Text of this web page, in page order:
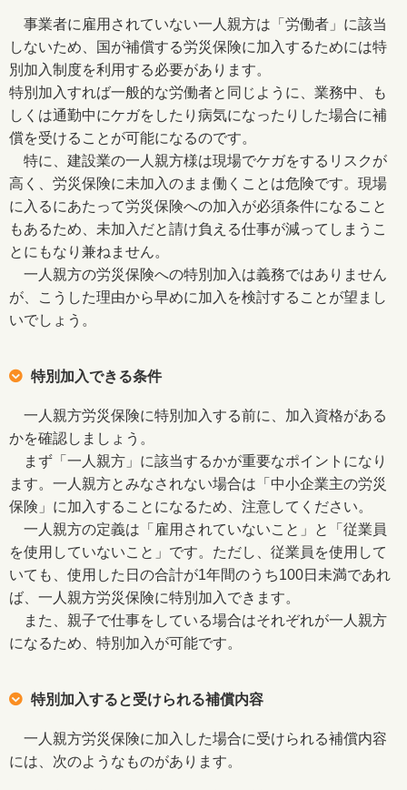
事業者に雇用されていない一人親方は「労働者」に該当
しないため、国が補償する労災保険に加入するためには特
別加入制度を利用する必要があります。
特別加入すれば一般的な労働者と同じように、業務中、も
しくは通勤中にケガをしたり病気になったりした場合に補
償を受けることが可能になるのです。
特に、建設業の一人親方様は現場でケガをするリスクが
高く、労災保険に未加入のまま働くことは危険です。現場
に入るにあたって労災保険への加入が必須条件になること
もあるため、未加入だと請け負える仕事が減ってしまうこ
とにもなり兼ねません。
一人親方の労災保険への特別加入は義務ではありません
が、こうした理由から早めに加入を検討することが望まし
いでしょう。
特別加入できる条件
一人親方労災保険に特別加入する前に、加入資格がある
かを確認しましょう。
まず「一人親方」に該当するかが重要なポイントになり
ます。一人親方とみなされない場合は「中小企業主の労災
保険」に加入することになるため、注意してください。
一人親方の定義は「雇用されていないこと」と「従業員
を使用していないこと」です。ただし、従業員を使用して
いても、使用した日の合計が1年間のうち100日未満であれ
ば、一人親方労災保険に特別加入できます。
また、親子で仕事をしている場合はそれぞれが一人親方
になるため、特別加入が可能です。
特別加入すると受けられる補償内容
一人親方労災保険に加入した場合に受けられる補償内容
には、次のようなものがあります。